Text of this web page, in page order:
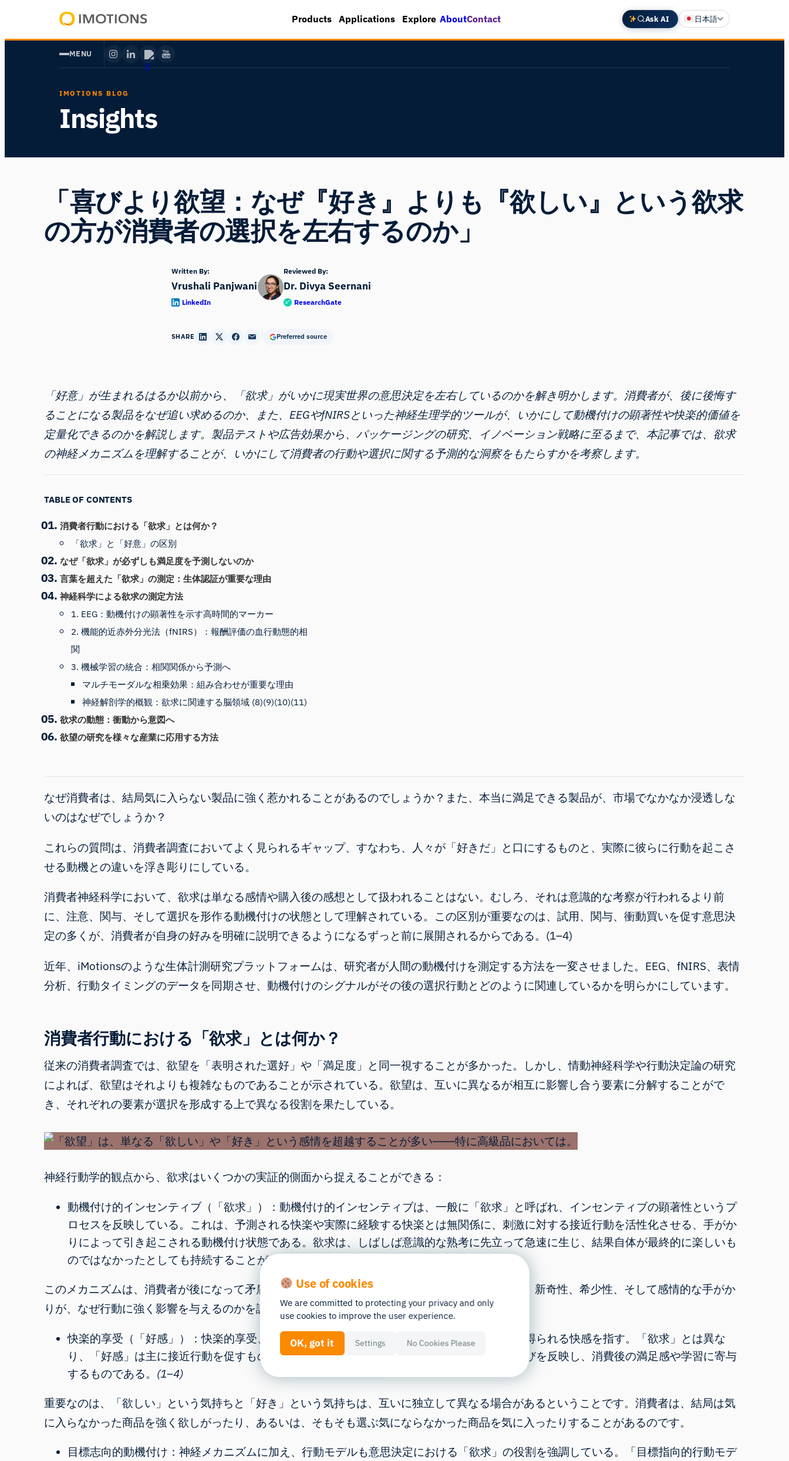
を
Human
Products Applications Explore AboutContact Ask AI 日本語
English
MENU
IMOTIONS BLOG
Insights
「喜びより欲望：なぜ『好き』よりも『欲しい』という欲求
の方が消費者の選択を左右するのか」
Written By:
Vrushali Panjwani
LinkedIn
Reviewed By:
Dr. Divya Seernani
ResearchGate
SHARE Preferred source
「好意」が生まれるはるか以前から、「欲求」がいかに現実世界の意思決定を左右しているのかを解き明かします。消費者が、後に後悔す
ることになる製品をなぜ追い求めるのか、また、EEGやfNIRSといった神経生理学的ツールが、いかにして動機付けの顕著性や快楽的価値を
定量化できるのかを解説します。製品テストや広告効果から、パッケージングの研究、イノベーション戦略に至るまで、本記事では、欲求
の神経メカニズムを理解することが、いかにして消費者の行動や選択に関する予測的な洞察をもたらすかを考察します。
TABLE OF CONTENTS
消費者行動における「欲求」とは何か？
「欲求」と「好意」の区別
なぜ「欲求」が必ずしも満足度を予測しないのか
言葉を超えた「欲求」の測定：生体認証が重要な理由
神経科学による欲求の測定方法
1. EEG：動機付けの顕著性を示す高時間的マーカー
2. 機能的近赤外分光法（fNIRS）：報酬評価の血行動態的相
関
3. 機械学習の統合：相関関係から予測へ
マルチモーダルな相乗効果：組み合わせが重要な理由
神経解剖学的概観：欲求に関連する脳領域 (8)(9)(10)(11)
欲求の動態：衝動から意図へ
欲望の研究を様々な産業に応用する方法
なぜ消費者は、結局気に入らない製品に強く惹かれることがあるのでしょうか？また、本当に満足できる製品が、市場でなかなか浸透しな
いのはなぜでしょうか？
これらの質問は、消費者調査においてよく見られるギャップ、すなわち、人々が「好きだ」と口にするものと、実際に彼らに行動を起こさ
せる動機との違いを浮き彫りにしている。
消費者神経科学において、欲求は単なる感情や購入後の感想として扱われることはない。むしろ、それは意識的な考察が行われるより前
に、注意、関与、そして選択を形作る動機付けの状態として理解されている。この区別が重要なのは、試用、関与、衝動買いを促す意思決
定の多くが、消費者が自身の好みを明確に説明できるようになるずっと前に展開されるからである。(1–4)
近年、iMotionsのような生体計測研究プラットフォームは、研究者が人間の動機付けを測定する方法を一変させました。EEG、fNIRS、表情
分析、行動タイミングのデータを同期させ、動機付けのシグナルがその後の選択行動とどのように関連しているかを明らかにしています。
消費者行動における「欲求」とは何か？
従来の消費者調査では、欲望を「表明された選好」や「満足度」と同一視することが多かった。しかし、情動神経科学や行動決定論の研究
によれば、欲望はそれよりも複雑なものであることが示されている。欲望は、互いに異なるが相互に影響し合う要素に分解することがで
き、それぞれの要素が選択を形成する上で異なる役割を果たしている。
神経行動学的観点から、欲求はいくつかの実証的側面から捉えることができる：
動機付け的インセンティブ（「欲求」）：動機付け的インセンティブは、一般に「欲求」と呼ばれ、インセンティブの顕著性というプ
ロセスを反映している。これは、予測される快楽や実際に経験する快楽とは無関係に、刺激に対する接近行動を活性化させる、手がか
りによって引き起こされる動機付け状態である。欲求は、しばしば意識的な熟考に先立って急速に生じ、結果自体が最終的に楽しいも
のではなかったとしても持続することがある。
このメカニズムは、消費者が後になって矛盾した感情や不満を訴えたとしても、ブランディング、新奇性、希少性、そして感情的な手がか
りが、なぜ行動に強く影響を与えるのかを説明する一助となる。
快楽的享受（「好感」）：快楽的享受、すなわち「好感」とは、消費の最中または消費後に得られる快感を指す。「欲求」とは異な
り、「好感」は主に接近行動を促すものではない。むしろ、それは結果に対する主観的な喜びを反映し、消費後の満足感や学習に寄与
するものである。 (1–4)
重要なのは、「欲しい」という気持ちと「好き」という気持ちは、互いに独立して異なる場合があるということです。消費者は、結局は気
に入らなかった商品を強く欲しがったり、あるいは、そもそも選ぶ気にならなかった商品を気に入ったりすることがあるのです。
目標志向的動機付け：神経メカニズムに加え、行動モデルも意思決定における「欲求」の役割を強調している。「目標指向的行動モデ
Use of cookies
We are committed to protecting your privacy and only
use cookies to improve the user experience.
OK, got it Settings No Cookies Please